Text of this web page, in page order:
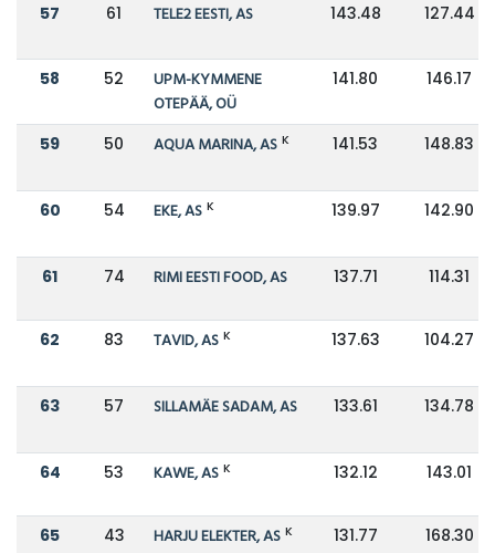
57 61 TELE2 EESTI, AS 143.48 127.44
58 52
UPM-KYMMENE
OTEPÄÄ, OÜ
141.80 146.17
59 50 AQUA MARINA, AS K 141.53 148.83
60 54 EKE, AS K 139.97 142.90
61 74 RIMI EESTI FOOD, AS 137.71 114.31
62 83 TAVID, AS K 137.63 104.27
63 57 SILLAMÄE SADAM, AS 133.61 134.78
64 53 KAWE, AS K 132.12 143.01
65 43 HARJU ELEKTER, AS K 131.77 168.30